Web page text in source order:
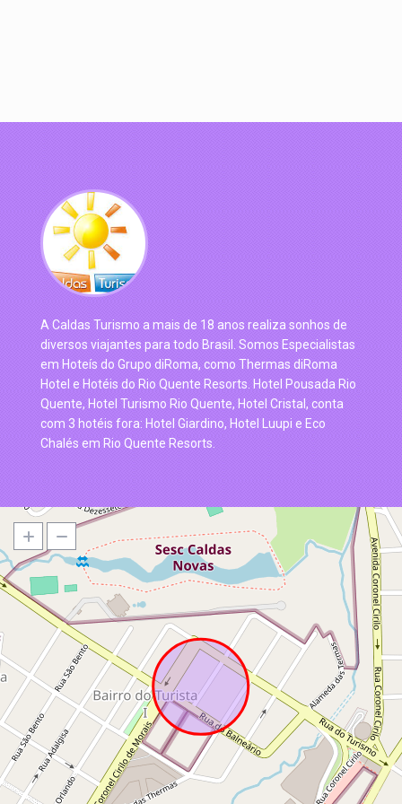
A Caldas Turismo a mais de 18 anos realiza sonhos de
diversos viajantes para todo Brasil. Somos Especialistas
em Hoteís do Grupo diRoma, como Thermas diRoma
Hotel e Hotéis do Rio Quente Resorts. Hotel Pousada Rio
Quente, Hotel Turismo Rio Quente, Hotel Cristal, conta
com 3 hotéis fora: Hotel Giardino, Hotel Luupi e Eco
Chalés em Rio Quente Resorts.